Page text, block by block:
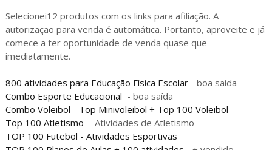
Selecionei12 produtos com os links para afiliação. A
autorização para venda é automática. Portanto, aproveite e já
comece a ter oportunidade de venda quase que
imediatamente.
800 atividades para Educação Física Escolar- boa saída
Combo Esporte Educacional - boa saída
Combo Voleibol - Top Minivoleibol + Top 100 Voleibol
Top 100 Atletismo - Atividades de Atletismo
TOP 100 Futebol - Atividades Esportivas